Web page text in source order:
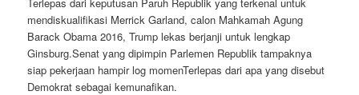
mendiskualifikasi Merrick Garland, calon Mahkamah Agung
Barack Obama 2016, Trump lekas berjanji untuk lengkap
Ginsburg.Senat yang dipimpin Parlemen Republik tampaknya
siap pekerjaan hampir log momenTerlepas dari apa yang disebut
Demokrat sebagai kemunafikan.